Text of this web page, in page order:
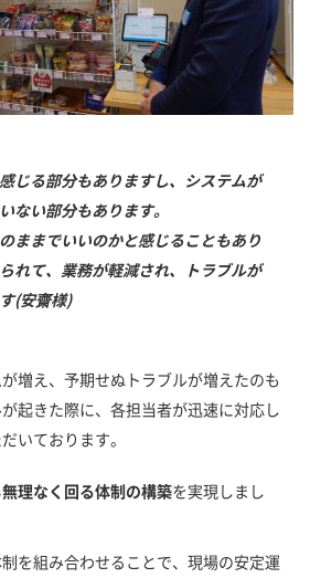
じる部分もありますし、システムが
ない部分もあります。
ままでいいのかと感じることもあり
れて、業務が軽減され、トラブルが
(安齋様)
増え、予期せぬトラブルが増えたのも
起きた際に、各担当者が迅速に対応し
いております。
理なく回る体制の構築を実現しまし
を組み合わせることで、現場の安定運